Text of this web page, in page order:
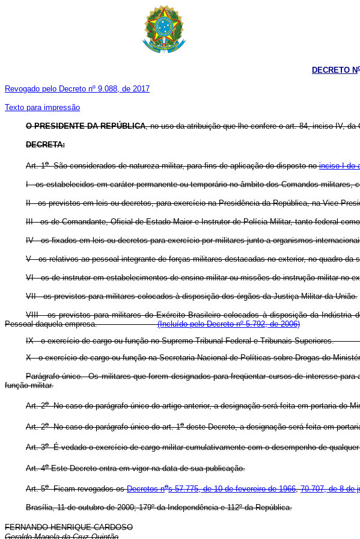
DECRETO N
Revogado pelo Decreto nº 9.088, de 2017
Texto para impressão
O PRESIDENTE DA REPÚBLICA, no uso da atribuição que lhe confere o art. 84, inciso IV, da
DECRETA:
Art. 1oSão considerados de natureza militar, para fins de aplicação do disposto noinciso I do
I - os estabelecidos em caráter permanente ou temporário no âmbito dos Comandos
II - os previstos em leis ou decretos, para exercício na Presidência da República, na Vice-
III - os de Comandante, Oficial de Estado-Maior e Instrutor de Polícia Militar, tanto federal
IV - os fixados em leis ou decretos para exercício por militares junto a organismos
V - os relativos ao pessoal integrante de forças militares destacadas no exterior, no quadro
VI - os de instrutor em estabelecimentos de ensino militar ou missões de instrução militar no
VII - os previstos para militares colocados à disposição dos órgãos da Justiça Militar da União.
VIII - os previstos para militares do Exército Brasileiro colocados à disposição da
Pessoal daquela empresa.(Incluído pelo Decreto nº 5.792, de 2006)
IX - o exercício de cargo ou função no Supremo Tribunal Federal e Tribunais
X - o exercício de cargo ou função na Secretaria Nacional de Políticas sobre
Parágrafo único. Os militares que forem designados para freqüentar cursos de interesse
função militar.
Art. 2oNo caso do parágrafo único do artigo anterior, a designação será feita em portaria do
Art. 2oNo caso do parágrafo único do art. 1odeste Decreto, a designação será feita
Art. 3oÉ vedado o exercício de cargo militar cumulativamente com o desempenho de
Art. 4oEste Decreto entra em vigor na data de sua publicação.
Art. 5oFicam revogados osDecretos nos 57.775, de 10 de fevereiro de 1966,70.707, de 8 de
Brasília, 11 de outubro de 2000; 179º da Independência e 112º da República.
FERNANDO HENRIQUE CARDOSO
Geraldo Magela da Cruz Quintão